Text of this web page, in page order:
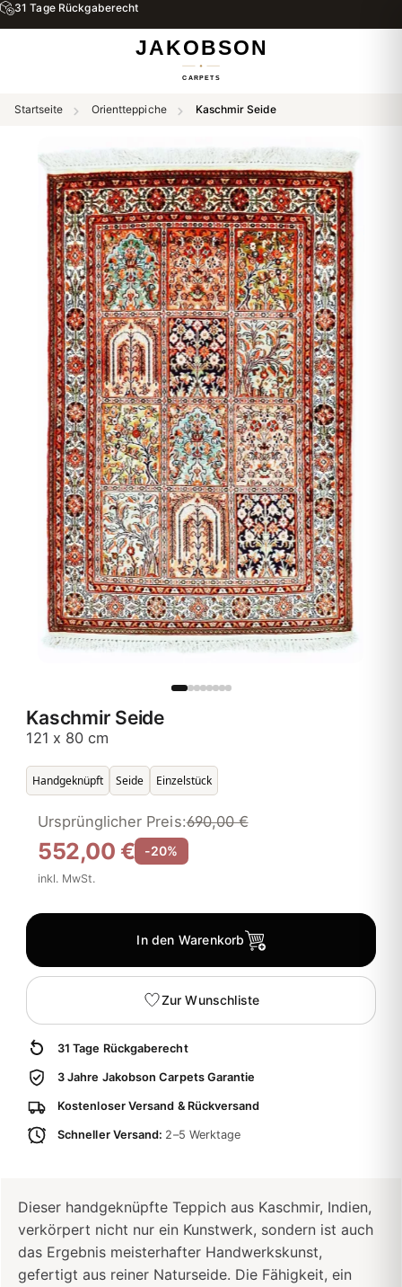
31 Tage Rückgaberecht
Startseite Orientteppiche Kaschmir Seide
Kaschmir Seide
121 x 80 cm
Handgeknüpft Seide Einzelstück
552,00 €
Ursprünglicher Preis:690,00 €
-20%
inkl. MwSt.
In den Warenkorb
Zur Wunschliste
31 Tage Rückgaberecht
3 Jahre Jakobson Carpets Garantie
Kostenloser Versand & Rückversand
Schneller Versand: 2–5 Werktage
Dieser handgeknüpfte Teppich aus Kaschmir, Indien,
verkörpert nicht nur ein Kunstwerk, sondern ist auch
das Ergebnis meisterhafter Handwerkskunst,
gefertigt aus reiner Naturseide. Die Fähigkeit, ein